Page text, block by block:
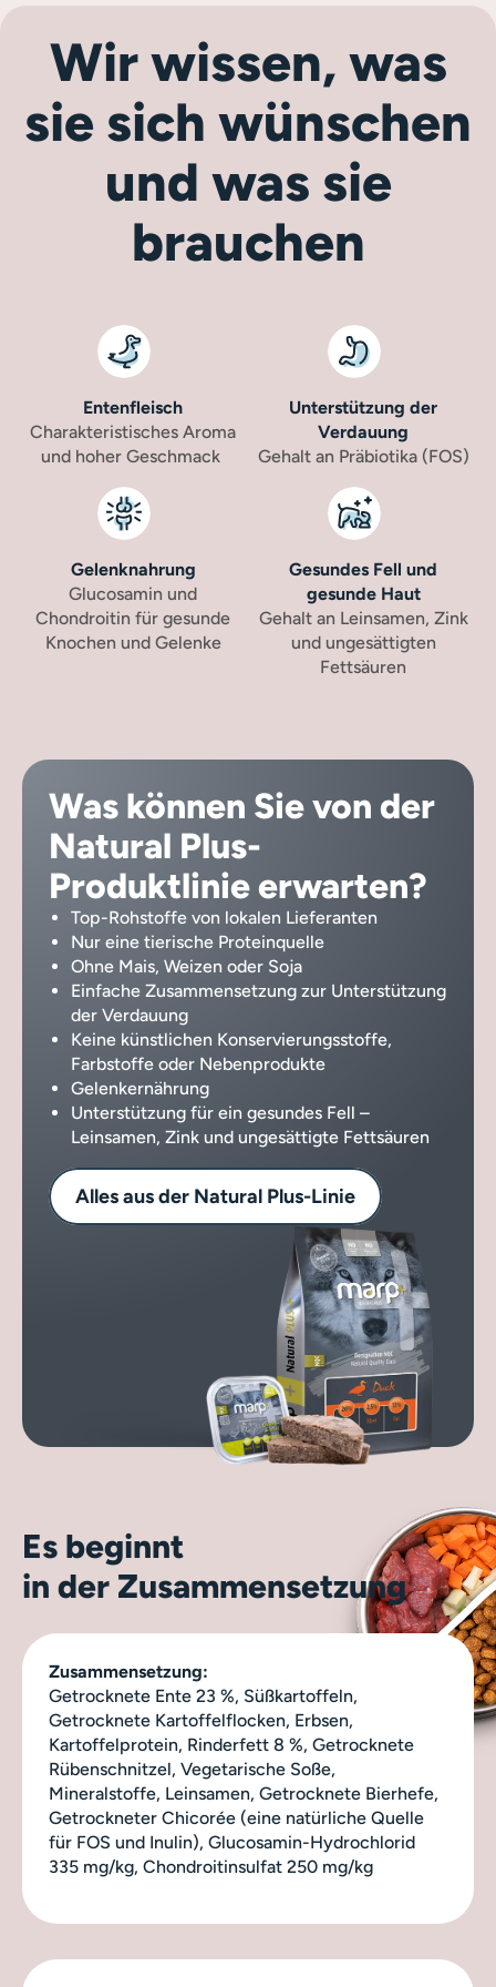
Wir wissen, was
sie sich wünschen
und was sie
brauchen
Entenfleisch
Charakteristisches Aroma
und hoher Geschmack
Unterstützung der
Verdauung
Gehalt an Präbiotika (FOS)
Gelenknahrung
Glucosamin und
Chondroitin für gesunde
Knochen und Gelenke
Gesundes Fell und
gesunde Haut
Gehalt an Leinsamen, Zink
und ungesättigten
Fettsäuren
Was können Sie von der
Natural Plus-
Produktlinie erwarten?
Top-Rohstoffe von lokalen Lieferanten
Nur eine tierische Proteinquelle
Ohne Mais, Weizen oder Soja
Einfache Zusammensetzung zur Unterstützung
der Verdauung
Keine künstlichen Konservierungsstoffe,
Farbstoffe oder Nebenprodukte
Gelenkernährung
Unterstützung für ein gesundes Fell –
Leinsamen, Zink und ungesättigte Fettsäuren
Alles aus der Natural Plus-Linie
Es beginnt
in der Zusammensetzung
Zusammensetzung:
Getrocknete Ente 23 %, Süßkartoffeln,
Getrocknete Kartoffelflocken, Erbsen,
Kartoffelprotein, Rinderfett 8 %, Getrocknete
Rübenschnitzel, Vegetarische Soße,
Mineralstoffe, Leinsamen, Getrocknete Bierhefe,
Getrockneter Chicorée (eine natürliche Quelle
für FOS und Inulin), Glucosamin-Hydrochlorid
335 mg/kg, Chondroitinsulfat 250 mg/kg